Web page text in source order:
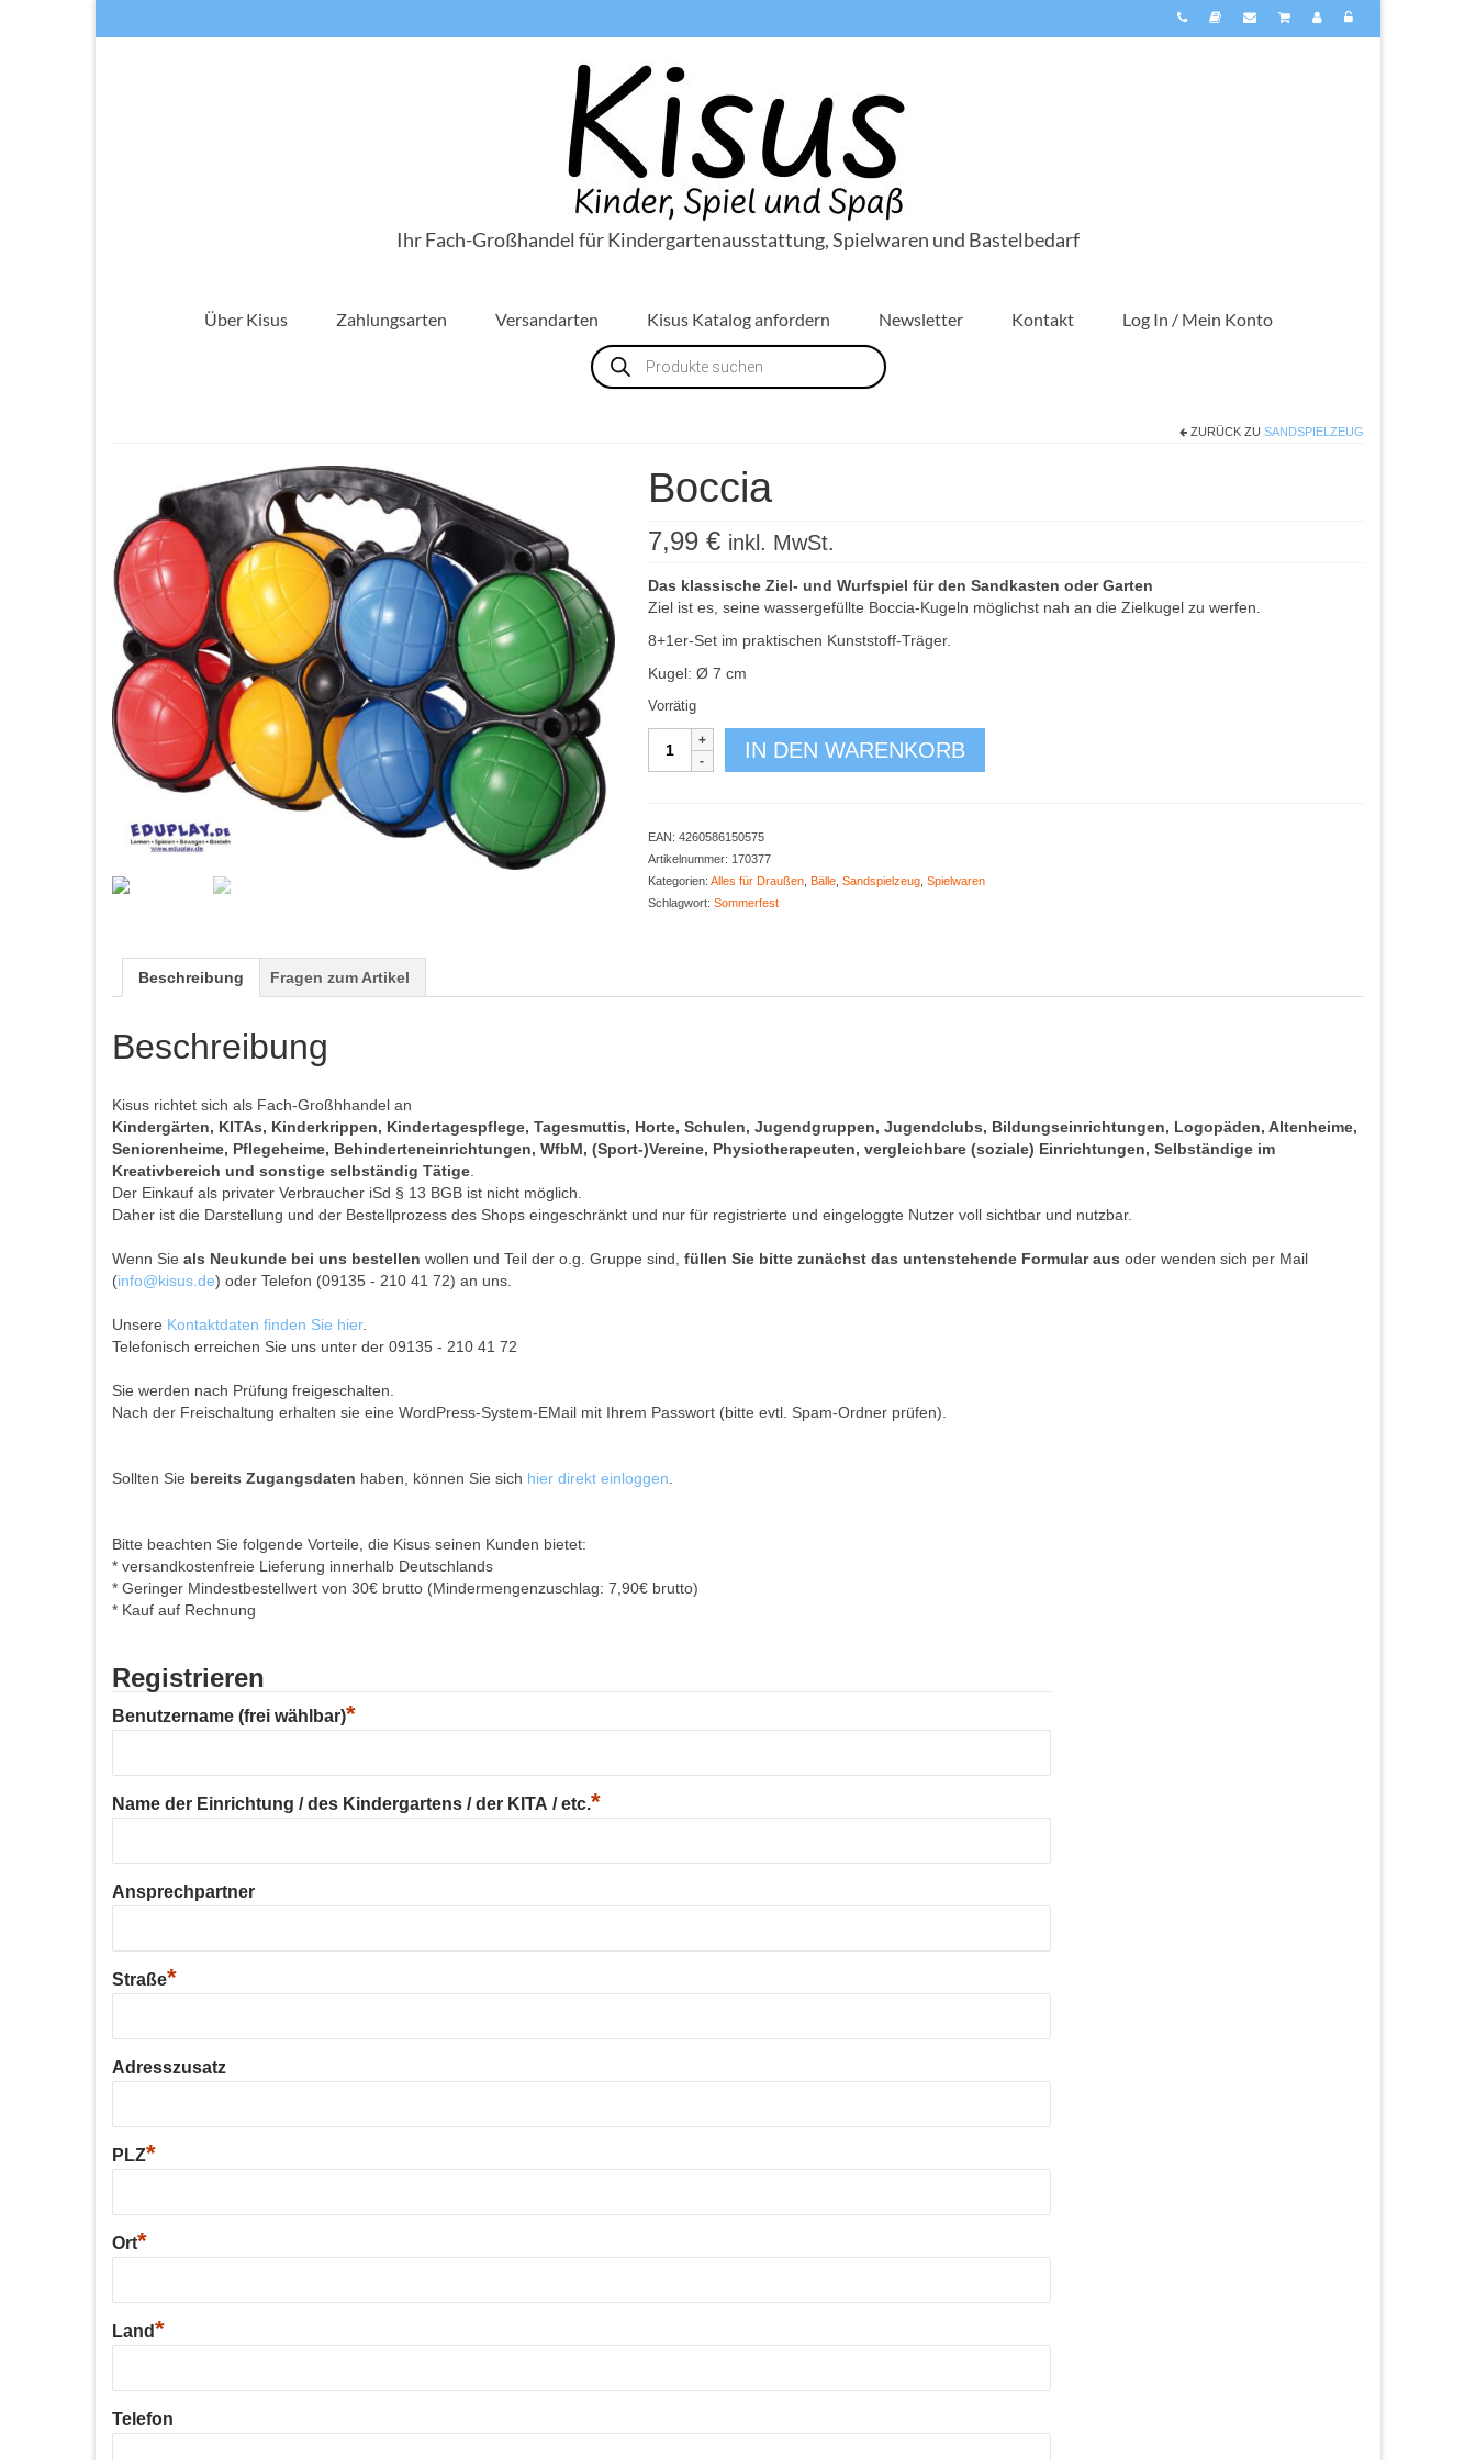
Ihr Fach-Großhandel für Kindergartenausstattung, Spielwaren und Bastelbedarf
Über Kisus Zahlungsarten Versandarten Kisus Katalog anfordern Newsletter Kontakt Log In / Mein Konto
Products
search
ZURÜCK ZU SANDSPIELZEUG
Boccia
7,99 € inkl. MwSt.
Das klassische Ziel- und Wurfspiel für den Sandkasten oder Garten
Ziel ist es, seine wassergefüllte Boccia-Kugeln möglichst nah an die Zielkugel zu werfen.
8+1er-Set im praktischen Kunststoff-Träger.
Kugel: Ø 7 cm
Vorrätig
Menge
IN DEN WARENKORB
EAN: 4260586150575
Artikelnummer: 170377
Kategorien: Alles für Draußen, Bälle, Sandspielzeug, Spielwaren
Schlagwort: Sommerfest
Beschreibung Fragen zum Artikel
Beschreibung
Kisus richtet sich als Fach-Großhhandel an
Kindergärten, KITAs, Kinderkrippen, Kindertagespflege, Tagesmuttis, Horte, Schulen, Jugendgruppen, Jugendclubs, Bildungseinrichtungen, Logopäden, Altenheime,
Seniorenheime, Pflegeheime, Behinderteneinrichtungen, WfbM, (Sport-)Vereine, Physiotherapeuten, vergleichbare (soziale) Einrichtungen, Selbständige im
Kreativbereich und sonstige selbständig Tätige
Der Einkauf als privater Verbraucher iSd § 13 BGB ist nicht möglich.
Daher ist die Darstellung und der Bestellprozess des Shops eingeschränkt und nur für registrierte und eingeloggte Nutzer voll sichtbar und nutzbar.
Wenn Sie als Neukunde bei uns bestellen wollen und Teil der o.g. Gruppe sind, füllen Sie bitte zunächst das untenstehende Formular aus oder wenden sich per Mail
(info@kisus.de) oder Telefon (09135 - 210 41 72) an uns.
Unsere Kontaktdaten finden Sie hier.
Telefonisch erreichen Sie uns unter der 09135 - 210 41 72
Sie werden nach Prüfung freigeschalten.
Nach der Freischaltung erhalten sie eine WordPress-System-EMail mit Ihrem Passwort (bitte evtl. Spam-Ordner prüfen).
Sollten Sie bereits Zugangsdaten haben, können Sie sich hier direkt einloggen
Bitte beachten Sie folgende Vorteile, die Kisus seinen Kunden bietet:
* versandkostenfreie Lieferung innerhalb Deutschlands
* Geringer Mindestbestellwert von 30€ brutto (Mindermengenzuschlag: 7,90€ brutto)
* Kauf auf Rechnung
Registrieren
Benutzername (frei wählbar)*
Name der Einrichtung / des Kindergartens / der KITA / etc.*
Ansprechpartner
Straße*
Adresszusatz
PLZ*
Ort*
Land*
Telefon